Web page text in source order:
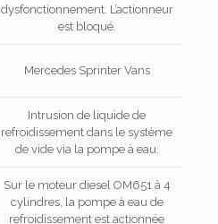
dysfonctionnement. L’actionneur
est bloqué.
Mercedes Sprinter Vans
Intrusion de liquide de
refroidissement dans le système
de vide via la pompe à eau.
Sur le moteur diesel OM651 à 4
cylindres, la pompe à eau de
refroidissement est actionnée